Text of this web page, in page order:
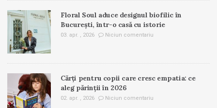
Floral Soul aduce designul biofilic în
București, într-o casă cu istorie
03. apr. , 2026 Niciun comentariu
Cărți pentru copii care cresc empatia: ce
aleg părinții în 2026
02. apr. , 2026 Niciun comentariu